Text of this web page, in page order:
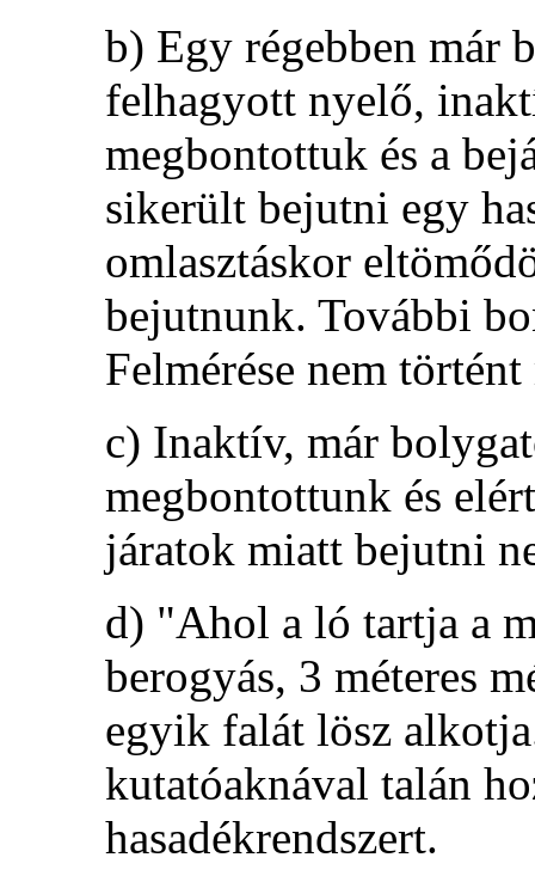
b) Egy régebben már
felhagyott nyelő,
megbontottuk és a
sikerült bejutni egy
omlasztáskor
bejutnunk. További
Felmérése nem történt
c) Inaktív, már
megbontottunk és
járatok miatt bejutni
d) "Ahol a ló tartja a
berogyás, 3 méteres
egyik falát lösz
kutatóaknával talán
hasadékrendszert.